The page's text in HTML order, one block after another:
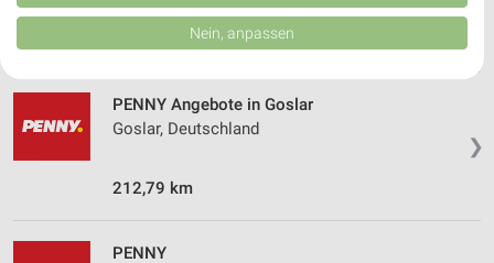
5 Geschäfte und Orte
❯
PENNY Angebote in Goslar
Goslar, Deutschland
212,79 km
PENNY
von Inhalten.
Daten können außerhalb der Europäischen Union weitergegeben und in die
USA gesendet werden.
Website/App.
Partnerliste anzeigen (1 IAB-Anbieter)
Nein, anpassen